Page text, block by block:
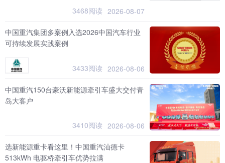
3468阅读 2026-08-07
中国重汽集团多案例入选2026中国汽车行业
可持续发展实践案例
3433阅读 2026-08-06
中国重汽150台豪沃新能源牵引车盛大交付青
岛大客户
3410阅读 2026-08-06
选新能源重卡看这里！中国重汽汕德卡
513kWh 电驱桥牵引车优势拉满